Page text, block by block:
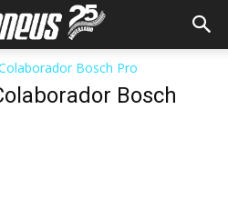
Bosch Pro
Bosch